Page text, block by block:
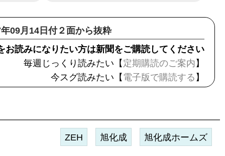
09月14日付２面から抜粋
お読みになりたい方は新聞をご購読してください
毎週じっくり読みたい【 定期購読のご案内 】
今スグ読みたい【 電子版で購読する 】
ZEH 旭化成 旭化成ホームズ